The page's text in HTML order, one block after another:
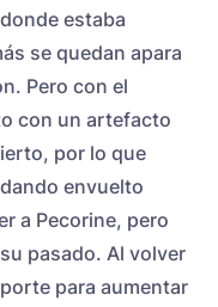
estaba
se quedan apara
Pero con el
con un artefacto
por lo que
envuelto
a Pecorine, pero
pasado. Al volver
para aumentar